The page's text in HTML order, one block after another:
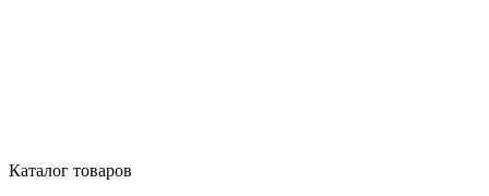
Каталог товаров